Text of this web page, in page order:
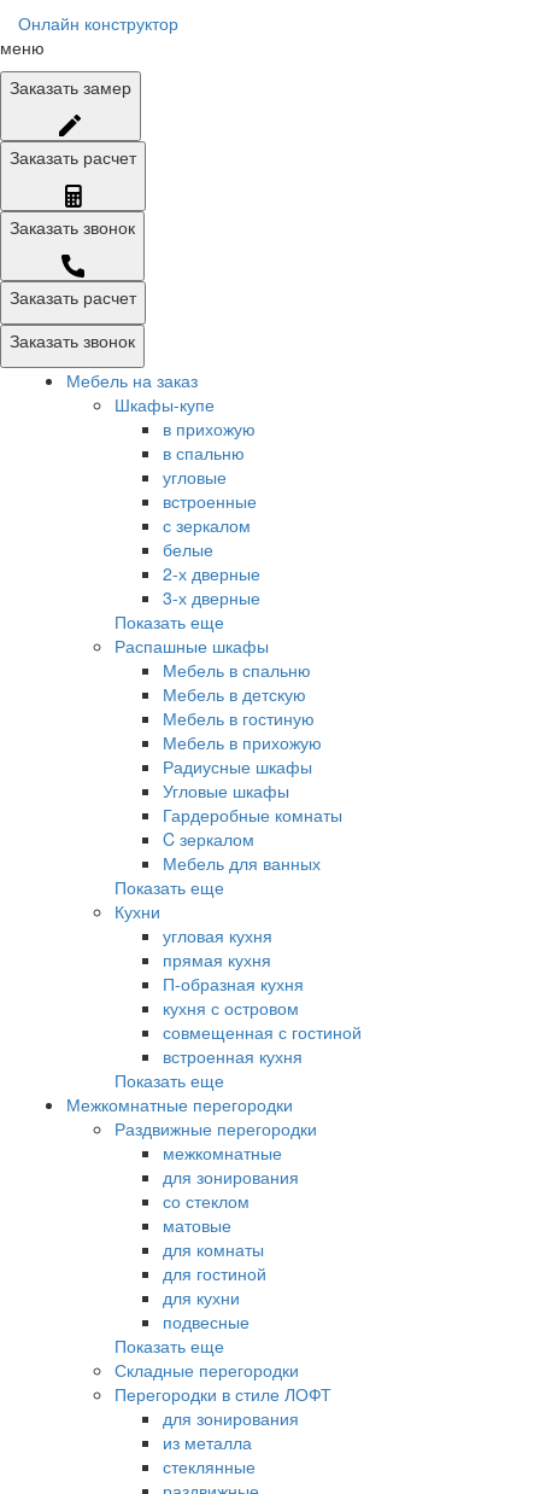
Онлайн конструктор
меню
Заказать замер
Заказать расчет
Заказать звонок
Заказать расчет
Заказать звонок
Мебель на заказ
Шкафы-купе
в прихожую
в спальню
угловые
встроенные
с зеркалом
белые
2-х дверные
3-х дверные
Показать еще
Распашные шкафы
Мебель в спальню
Мебель в детскую
Мебель в гостиную
Мебель в прихожую
Радиусные шкафы
Угловые шкафы
Гардеробные комнаты
C зеркалом
Мебель для ванных
Показать еще
Кухни
угловая кухня
прямая кухня
П-образная кухня
кухня с островом
совмещенная с гостиной
встроенная кухня
Показать еще
Межкомнатные перегородки
Раздвижные перегородки
межкомнатные
для зонирования
со стеклом
матовые
для комнаты
для гостиной
для кухни
подвесные
Показать еще
Складные перегородки
Перегородки в стиле ЛОФТ
для зонирования
из металла
стеклянные